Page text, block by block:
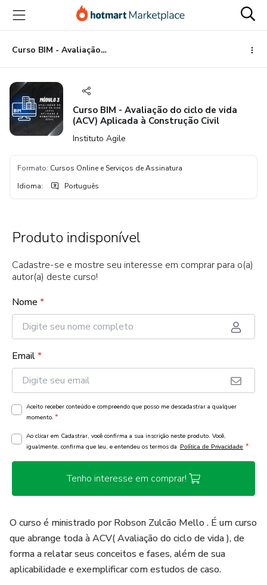
para
conteúdo
principal
para
pagamento
para
rodapé
Curso BIM - Avaliação do ciclo de vida (ACV) Aplicada à Construção Civil
Curso BIM - Avaliação do ciclo de vida
(ACV) Aplicada à Construção Civil
Instituto Agile
Formato: Cursos Online e Serviços de Assinatura
Idioma: Português
Produto indisponível
Cadastre-se e mostre seu interesse em comprar para o(a)
autor(a) deste curso!
Nome *
Email*
Aceito receber conteúdo e compreendo que posso me descadastrar a qualquer
momento. *
Ao clicar em Cadastrar, você confirma a sua inscrição neste produto. Você,
igualmente, confirma que leu, e entendeu os termos da Política de Privacidade *
Tenho interesse em comprar!
O curso é ministrado por Robson Zulcão Mello . É um curso
que abrange toda à ACV( Avaliação do ciclo de vida ), de
forma a relatar seus conceitos e fases, além de sua
aplicabilidade e exemplificar com estudos de caso.